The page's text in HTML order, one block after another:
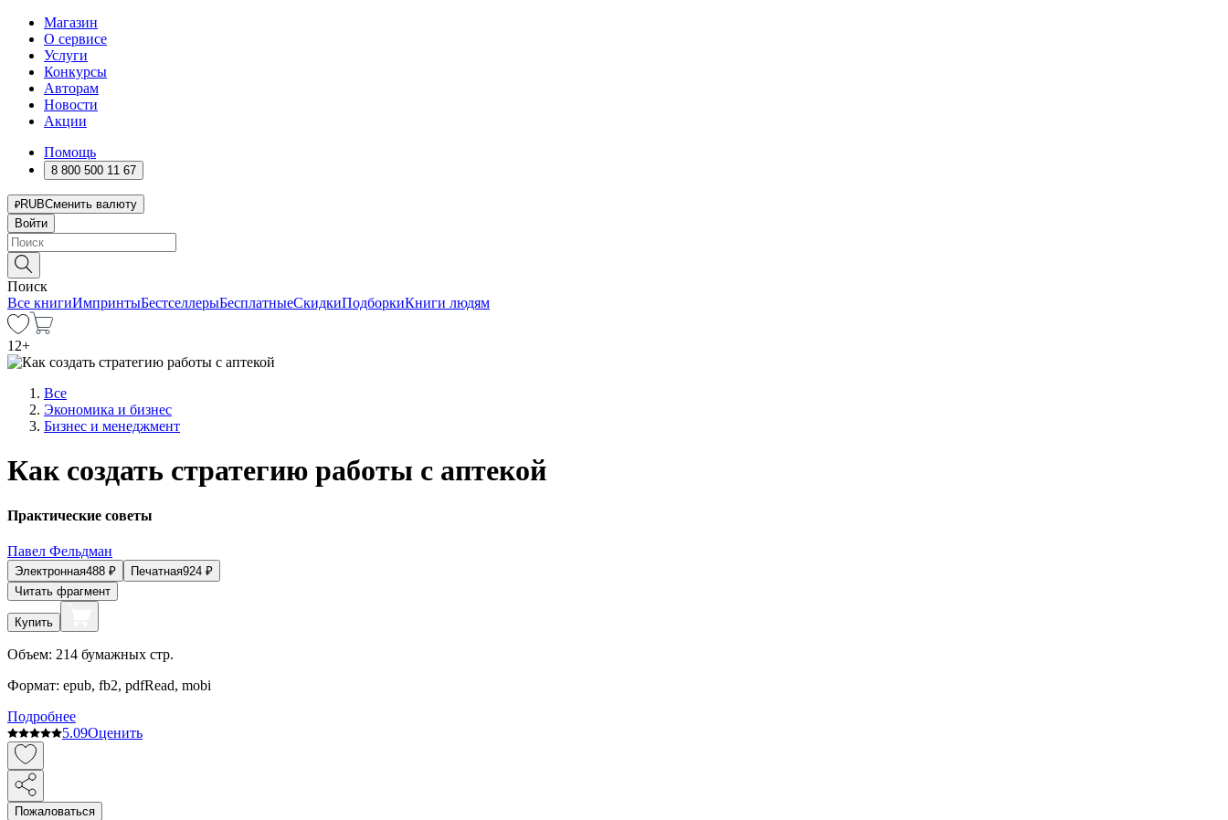
Магазин
О сервисе
Услуги
Конкурсы
Авторам
Новости
Акции
Помощь
8 800 500 11 67
RUBСменить валюту
Войти
Поиск
Все книгиИмпринтыБестселлерыБесплатныеСкидкиПодборкиКниги людям
12+
Все
Экономика и бизнес
Бизнес и менеджмент
Как создать стратегию работы с аптекой
Практические советы
Павел Фельдман
Электронная488 ₽ Печатная924 ₽
Читать фрагмент
Купить
Объем: 214 бумажных стр.
Формат: epub, fb2, pdfRead, mobi
Подробнее
5.09Оценить
Пожаловаться